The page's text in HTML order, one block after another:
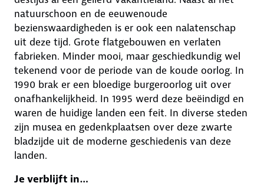
natuurschoon en de eeuwenoude
bezienswaardigheden is er ook een nalatenschap
uit deze tijd. Grote flatgebouwen en verlaten
fabrieken. Minder mooi, maar geschiedkundig wel
tekenend voor de periode van de koude oorlog. In
1990 brak er een bloedige burgeroorlog uit over
onafhankelijkheid. In 1995 werd deze beëindigd en
waren de huidige landen een feit. In diverse steden
zijn musea en gedenkplaatsen over deze zwarte
bladzijde uit de moderne geschiedenis van deze
landen.
Je verblijft in…